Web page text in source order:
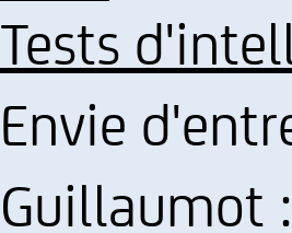
Tests
Envie
Guillaumot